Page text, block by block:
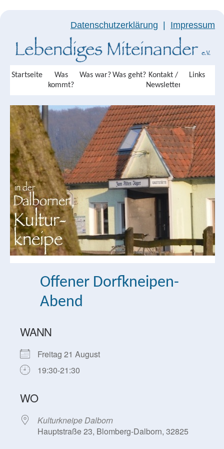
Datenschutzerklärung Impressum
Startseite
Was
kommt?
Was war? Was geht? Kontakt /
Newsletter
Links
Offener Dorfkneipen-
Abend
WANN
Freitag 21 August
19:30-21:30
WO
Kulturkneipe Dalborn
Hauptstraße 23, Blomberg-Dalborn, 32825